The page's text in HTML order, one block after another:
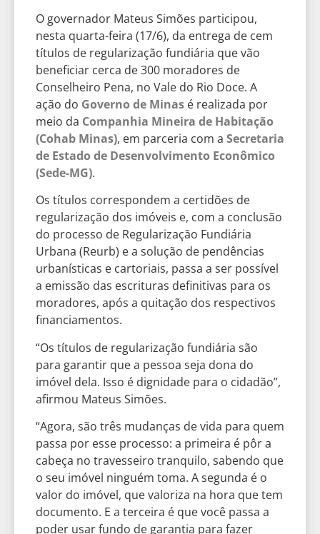
O governador Mateus Simões participou,
nesta quarta-feira (17/6), da entrega de cem
títulos de regularização fundiária que vão
beneficiar cerca de 300 moradores de
Conselheiro Pena, no Vale do Rio Doce. A
ação do Governo de Minas é realizada por
meio da Companhia Mineira de Habitação
(Cohab Minas), em parceria com a Secretaria
de Estado de Desenvolvimento Econômico
(Sede-MG).
Os títulos correspondem a certidões de
regularização dos imóveis e, com a conclusão
do processo de Regularização Fundiária
Urbana (Reurb) e a solução de pendências
urbanísticas e cartoriais, passa a ser possível
a emissão das escrituras definitivas para os
moradores, após a quitação dos respectivos
financiamentos.
“Os títulos de regularização fundiária são
para garantir que a pessoa seja dona do
imóvel dela. Isso é dignidade para o cidadão”,
afirmou Mateus Simões.
“Agora, são três mudanças de vida para quem
passa por esse processo: a primeira é pôr a
cabeça no travesseiro tranquilo, sabendo que
o seu imóvel ninguém toma. A segunda é o
valor do imóvel, que valoriza na hora que tem
documento. E a terceira é que você passa a
poder usar fundo de garantia para fazer